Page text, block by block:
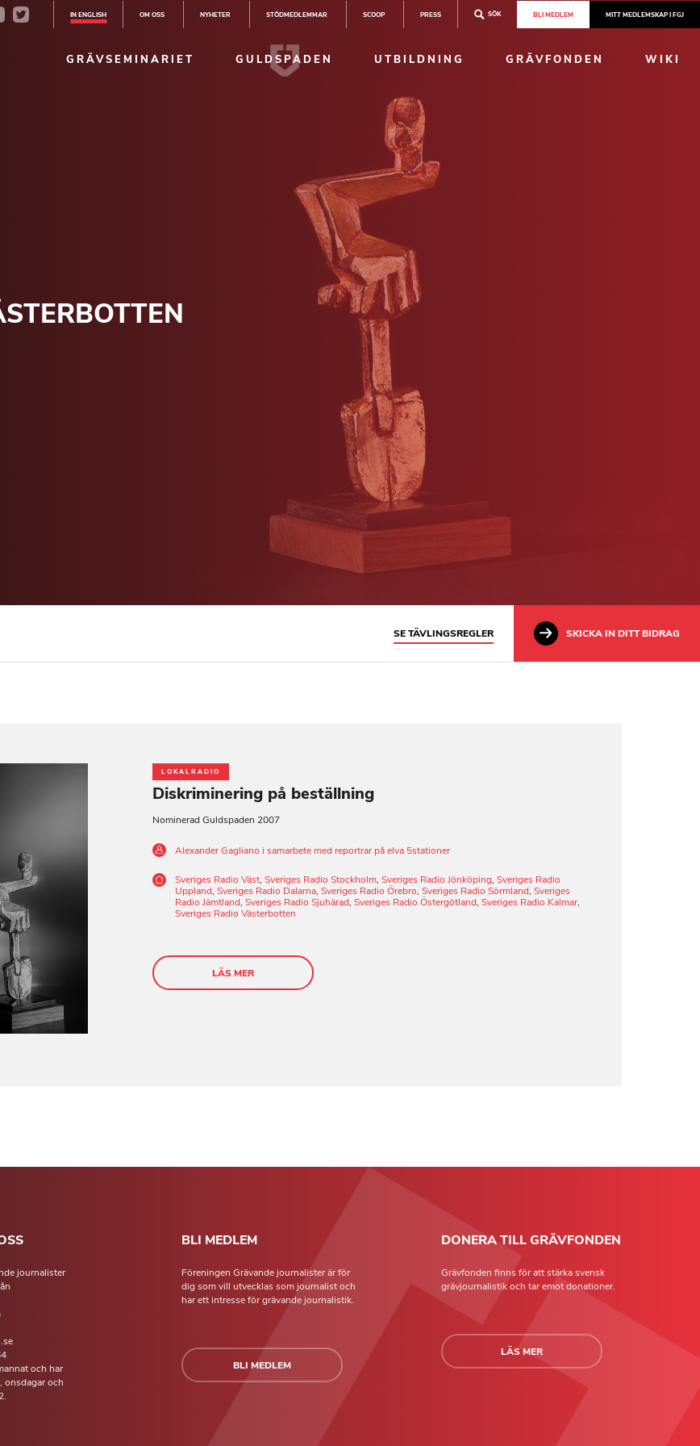
IN ENGLISH OM OSS NYHETER STÖDMEDLEMMAR SCOOP PRESS SÖK BLI MEDLEM MITT MEDLEMSKAP I FGJ
GRÄVSEMINARIET GULDSPADEN UTBILDNING GRÄVFONDEN WIKI
SE TÄVLINGSREGLER SKICKA IN DITT BIDRAG
LOKALRADIO
Diskriminering på beställning
Nominerad Guldspaden 2007
Alexander Gagliano i samarbete med reportrar på elva 5stationer
Sveriges Radio Väst, Sveriges Radio Stockholm, Sveriges Radio Jönköping, Sveriges Radio
Uppland, Sveriges Radio Dalarna, Sveriges Radio Örebro, Sveriges Radio Sörmland, Sveriges
Radio Jämtland, Sveriges Radio Sjuhärad, Sveriges Radio Östergötland, Sveriges Radio Kalmar,
Sveriges Radio Västerbotten
LÄS MER
journalister
och har
onsdagar och
BLI MEDLEM
Föreningen Grävande journalister är för
dig som vill utvecklas som journalist och
har ett intresse för grävande journalistik.
BLI MEDLEM
DONERA TILL GRÄVFONDEN
Grävfonden finns för att stärka svensk
grävjournalistik och tar emot donationer.
LÄS MER